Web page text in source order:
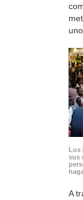
uno.
Los
sus
A